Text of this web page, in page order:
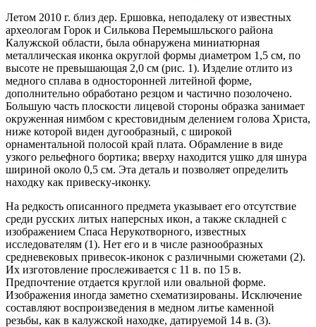
Летом 2010 г. близ дер. Ершовка, неподалеку от известных
археологам Горок и Силькова Перемышльского района
Калужской области, была обнаружена миниатюрная
металлическая иконка округлой формы диаметром 1,5 см, по
высоте не превышающая 2,0 см (рис. 1). Изделие отлито из
медного сплава в односторонней литейной форме,
дополнительно обработано резцом и частично позолочено.
Большую часть плоскости лицевой стороны образка занимает
окруженная нимбом с крестовидным делением голова Христа,
ниже которой виден дугообразный, с широкой
орнаментальной полосой край плата. Обрамление в виде
узкого рельефного бортика; вверху находится ушко для шнура
шириной около 0,5 см. Эта деталь и позволяет определить
находку как привеску-иконку.
На редкость описанного предмета указывает его отсутствие
среди русских литых наперсных икон, а также складней с
изображением Спаса Нерукотворного, известных
исследователям (1). Нет его и в числе разнообразных
средневековых привесок-иконок с различными сюжетами (2).
Их изготовление прослеживается с 11 в. по 15 в.
Предпочтение отдается круглой или овальной форме.
Изображения иногда заметно схематизированы. Исключение
составляют воспроизведения в медном литье каменной
резьбы, как в калужской находке, датируемой 14 в. (3).